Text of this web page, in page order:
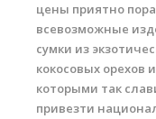
цены приятно
всевозможные
сумки из
кокосовых орехов
которыми так
привезти